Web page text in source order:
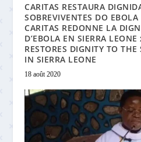
CARITAS RESTAURA
SOBREVIVENTES DO
CARITAS REDONNE LA
D’EBOLA EN SIERRA
RESTORES DIGNITY TO
IN SIERRA LEONE
18 août 2020